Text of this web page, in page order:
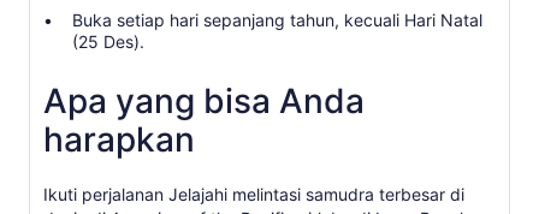
Buka setiap hari sepanjang tahun, kecuali Hari Natal
(25 Des).
Apa yang bisa Anda
harapkan
Ikuti perjalanan Jelajahi melintasi samudra terbesar di